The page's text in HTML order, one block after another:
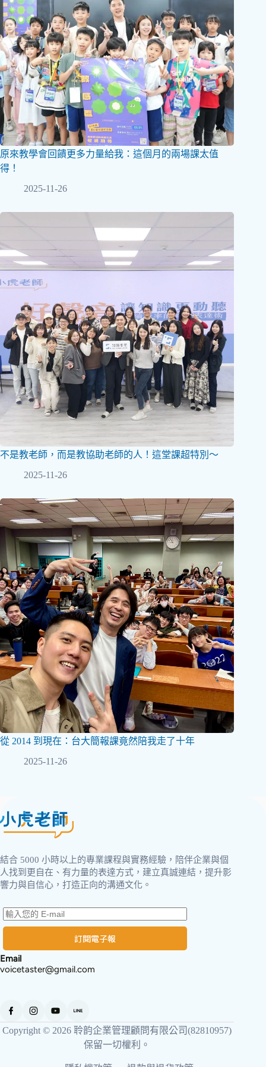
原來教學會回饋更多力量給我：這個月的兩場課太值
得！
2025-11-26
不是教老師，而是教協助老師的人！這堂課超特別～
2025-11-26
從 2014 到現在：台大簡報課竟然陪我走了十年
2025-11-26
結合 5000 小時以上的專業課程與實務經驗，陪伴企業與個
人找到更自在、有力量的表達方式，建立真誠連結，提升影
響力與自信心，打造正向的溝通文化。
訂閱電子報
Email
voicetaster@gmail.com
Copyright © 2026 聆韵企業管理顧問有限公司(82810957)
保留一切權利。